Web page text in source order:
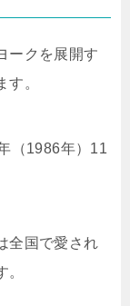
ークを展開す
。
（1986年）11
全国で愛され